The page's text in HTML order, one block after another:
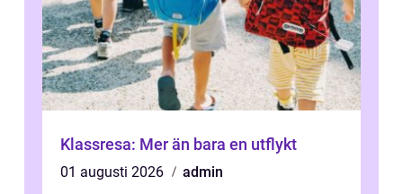
Klassresa: Mer än bara en utflykt
01 augusti 2026
admin